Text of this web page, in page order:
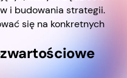
i budowania strategii.
się na konkretnych